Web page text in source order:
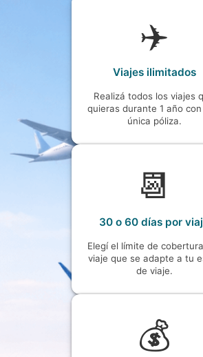
✈️
Viajes ilimitados
Realizá todos los viajes
quieras durante 1 año
única póliza.
📆
30 o 60 días por
Elegí el límite de
viaje que se adapte a tu
de viaje.
💰